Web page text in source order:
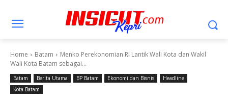
Home Batam
Menko Perekonomian RI Lantik Wali Kota dan Wakil
Wali Kota Batam sebagai...
Batam Berita Utama BP Batam Ekonomi dan Bisnis
Headline
Kota Batam